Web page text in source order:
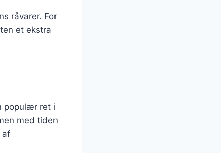
råvarer. For
et ekstra
populær ret i
med tiden
af